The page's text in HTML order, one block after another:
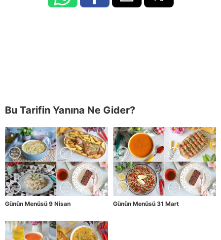
Bu Tarifin Yanına Ne Gider?
Günün Menüsü 9 Nisan Günün Menüsü 31 Mart